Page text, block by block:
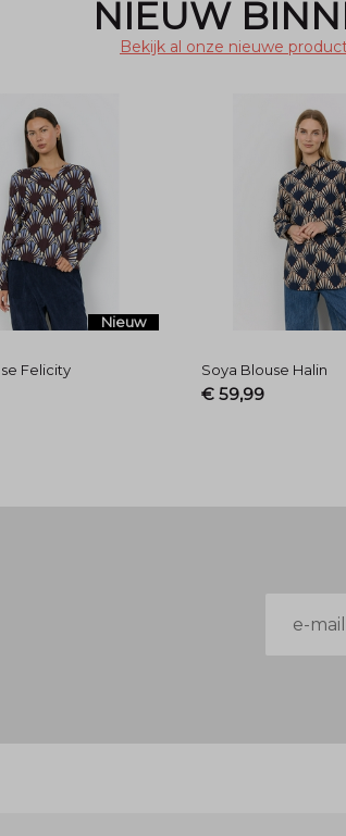
NIEUW
Bekijk al onze nieuwe
Nieuw
Felicity Soya Blouse Halin
€ 59,99